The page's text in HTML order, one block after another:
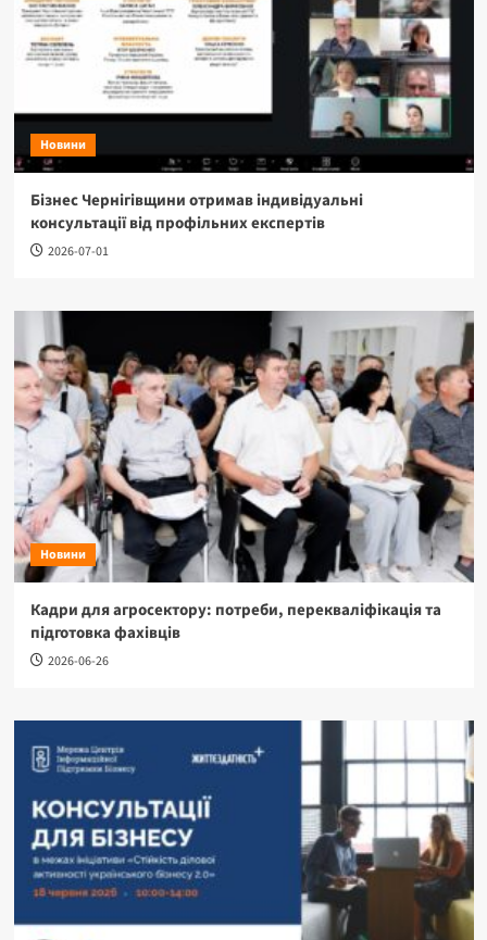
Новини
Бізнес Чернігівщини отримав індивідуальні
консультації від профільних експертів
2026-07-01
Новини
Кадри для агросектору: потреби, перекваліфікація та
підготовка фахівців
2026-06-26